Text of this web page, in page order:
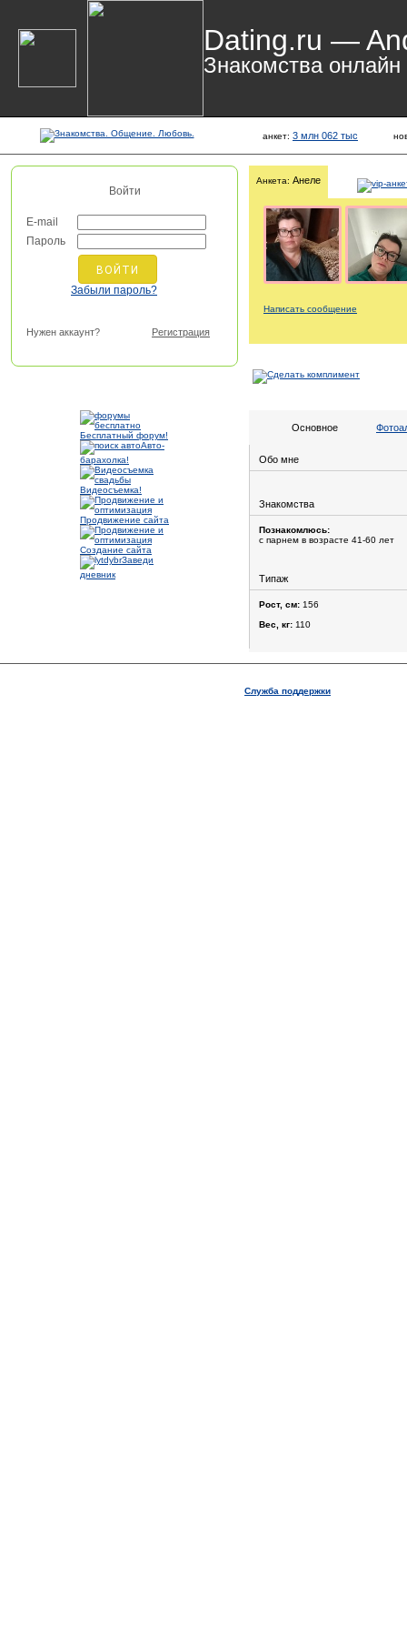
Dating.ru —
Знакомства онлайн
анкет: 3 млн 062 тыс
Войти
E-mail
Пароль
Забыли пароль?
Нужен аккаунт? Регистрация
Бесплатный форум!
Авто-
барахолка!
Видеосъемка!
Продвижение сайта
Создание сайта
Заведи
дневник
Анкета: Анеле
Написать сообщение
Основное
Обо мне
Знакомства
Познакомлюсь:
с парнем в возрасте 41-60 лет
Типаж
Рост, см: 156
Вес, кг: 110
Служба поддержки